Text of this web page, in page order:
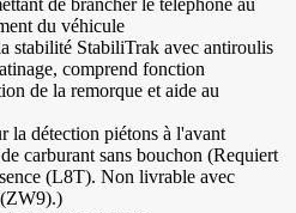
de brancher le téléphone au
du véhicule
stabilité StabiliTrak avec antiroulis
comprend fonction
de la remorque et aide au
la détection piétons à l'avant
carburant sans bouchon (Requiert
(L8T). Non livrable avec
(ZW9).)